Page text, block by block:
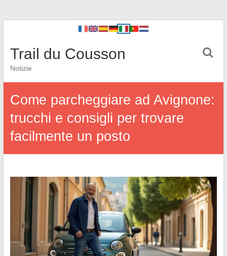
Trail du Cousson
Notizie
Come parcheggiare ad Avignone:
trucchi e consigli per trovare
facilmente un posto